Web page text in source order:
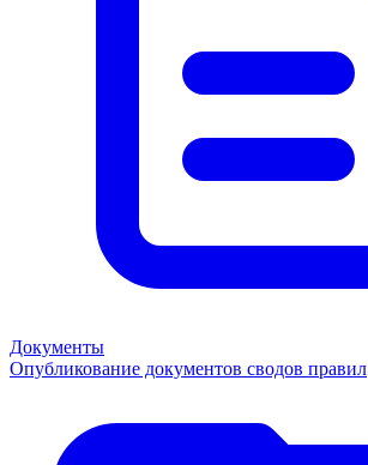
Документы
Опубликование документов сводов правил